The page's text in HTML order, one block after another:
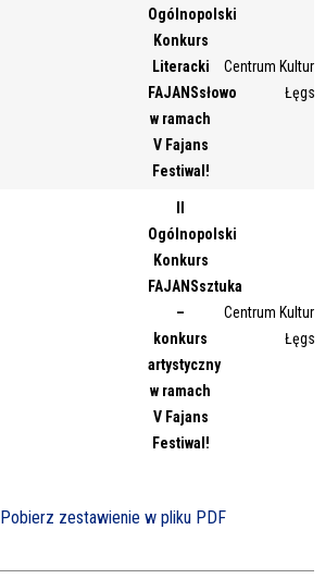
Ogólnopolski
Konkurs
Literacki
FAJANSsłowo
w ramach
V Fajans
Festiwal!
Centrum Kultury
Ogólnopolski
Konkurs
FAJANSsztuka
–
konkurs
artystyczny
w ramach
V Fajans
Festiwal!
Centrum Kultury
Pobierz zestawienie w pliku PDF